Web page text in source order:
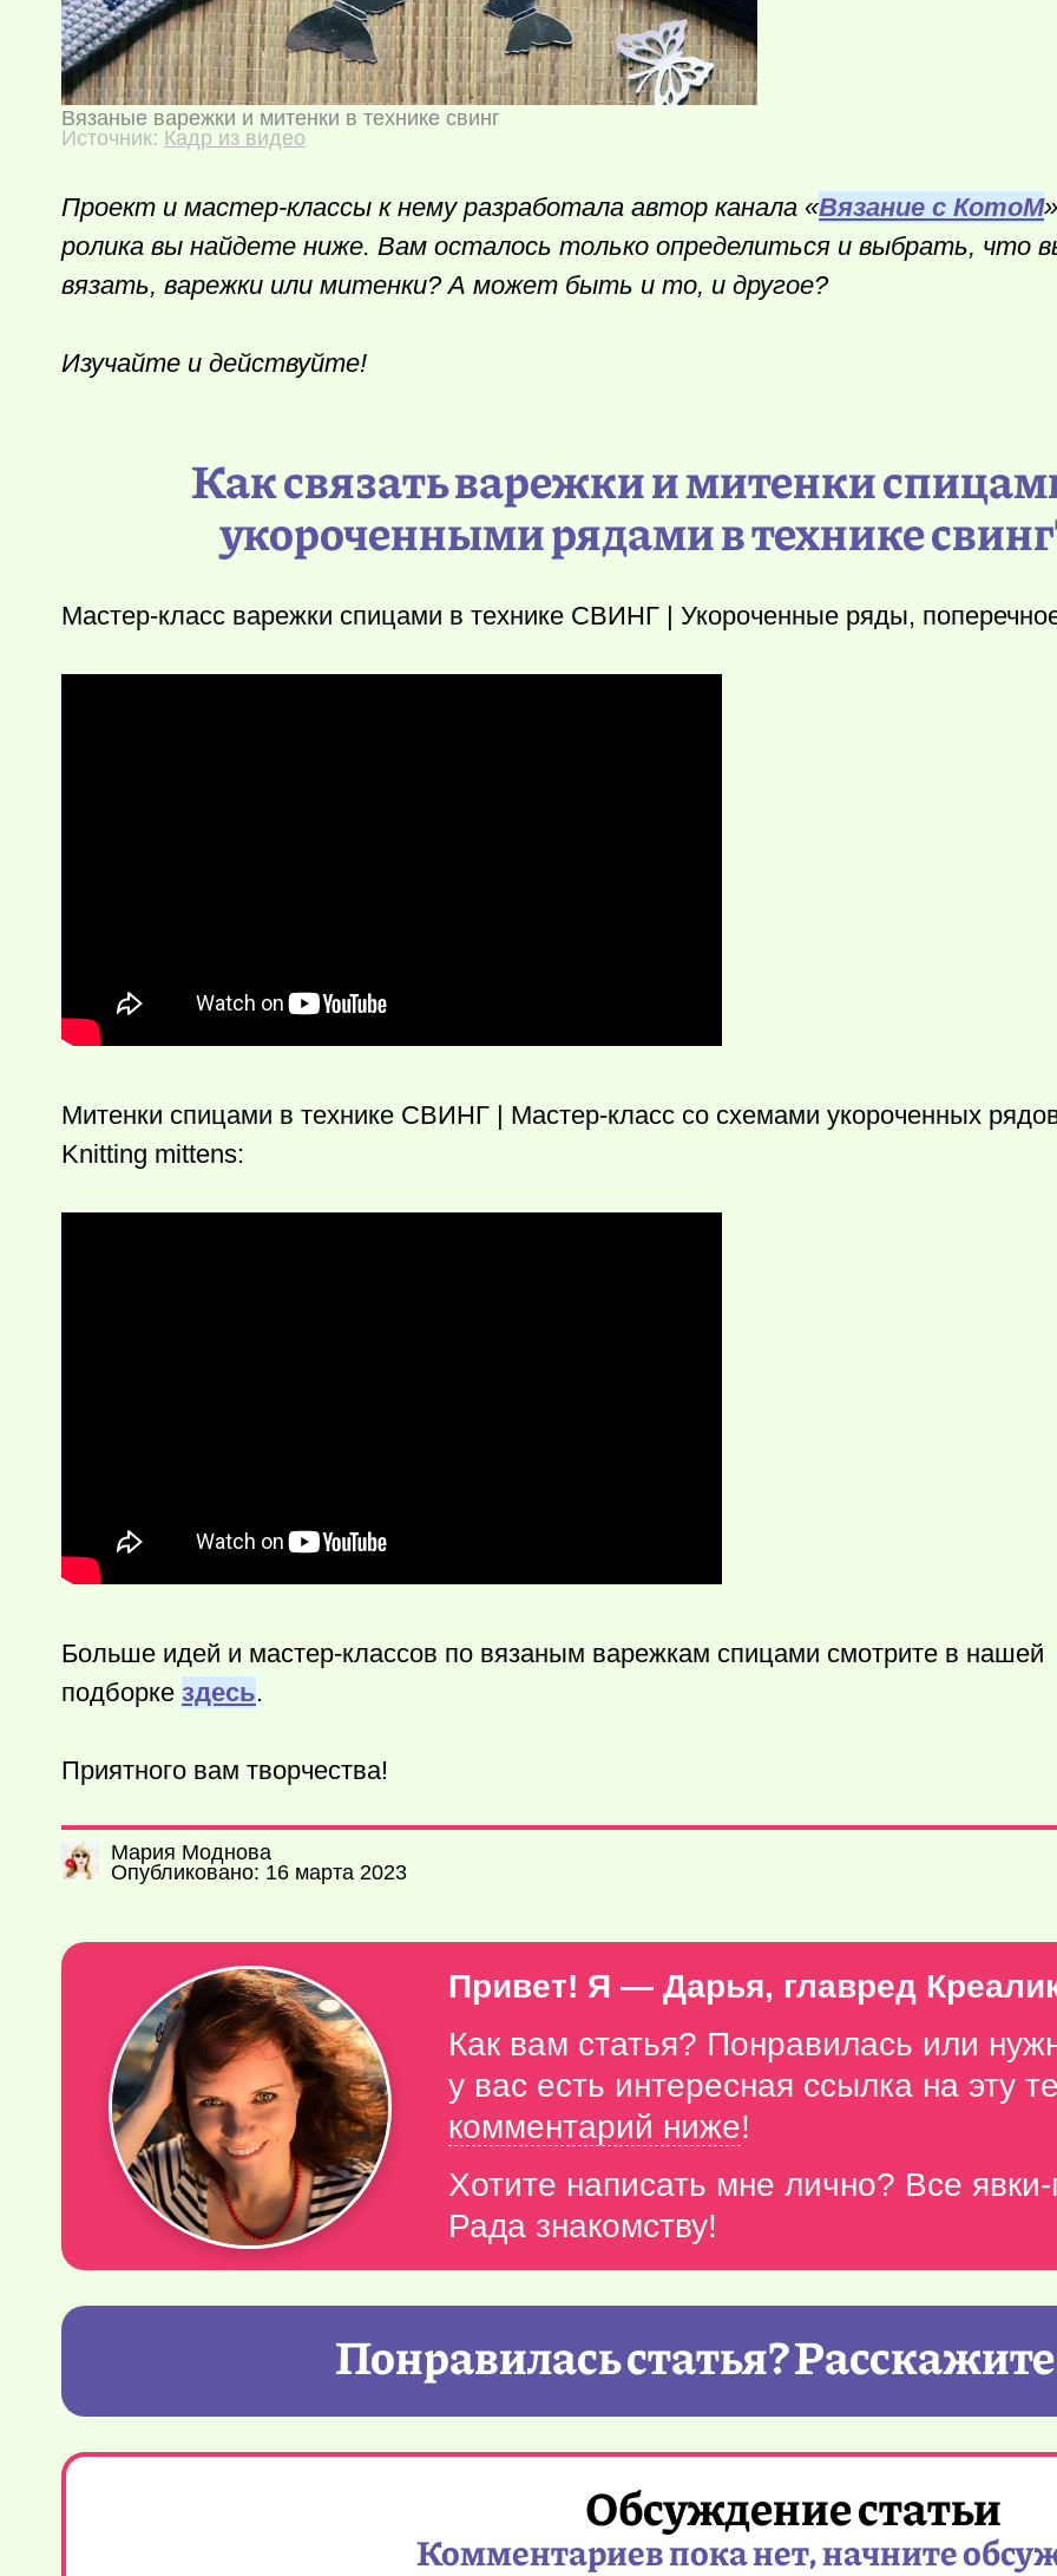
Вязаные варежки и митенки в технике свинг
Источник: Кадр из видео
Проект и мастер-классы к нему разработала автор канала «Вязание с КотоМ
ролика вы найдете ниже. Вам осталось только определиться и выбрать, что
вязать, варежки или митенки? А может быть и то, и другое?
Изучайте и действуйте!
Как связать варежки и митенки
укороченными рядами в технике
Мастер-класс варежки спицами в технике СВИНГ | Укороченные ряды,
Митенки спицами в технике СВИНГ | Мастер-класс со схемами укороченных
Knitting mittens:
Больше идей и мастер-классов по вязаным варежкам спицами смотрите в нашей
подборке здесь.
Приятного вам творчества!
Мария Моднова
Опубликовано: 16 марта 2023
Привет! Я — Дарья, главред
Как вам статья? Понравилась или
у вас есть интересная ссылка на эту
комментарий ниже!
Хотите написать мне лично? Все
Рада знакомству!
Понравилась статья?
Обсуждение статьи
Комментариев пока нет, начните